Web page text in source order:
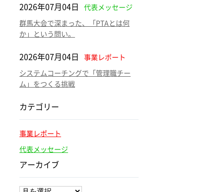
2026年07月04日 代表メッセージ
群馬大会で深まった、「PTAとは何
か」という問い。
2026年07月04日 事業レポート
システムコーチングで「管理職チー
ム」をつくる挑戦
カテゴリー
事業レポート
代表メッセージ
アーカイブ